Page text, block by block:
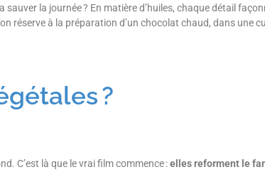
la journée ? En matière d’huiles, chaque détail
réserve à la préparation d’un chocolat chaud, dans une
?
C’est là que le vrai film commence :elles reforment le